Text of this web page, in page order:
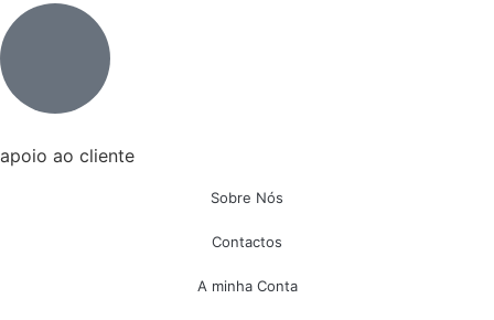
apoio ao cliente
Sobre Nós
Contactos
A minha Conta